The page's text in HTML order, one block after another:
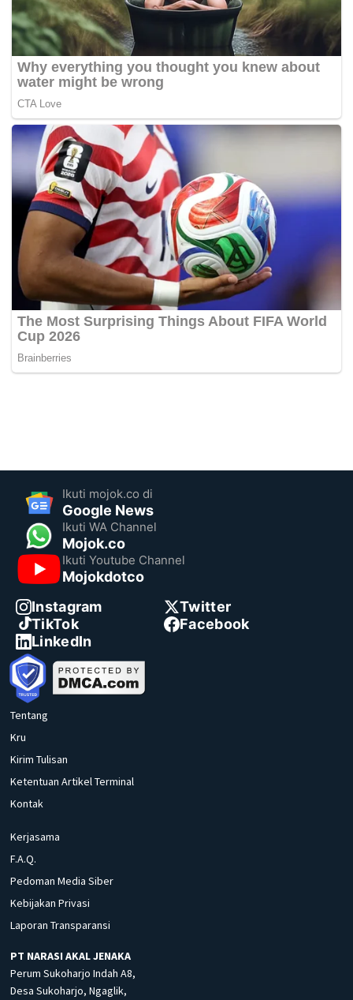
Ikuti mojok.co di
Google News
Ikuti WA Channel
Mojok.co
Ikuti Youtube Channel
Mojokdotco
Instagram
Twitter
TikTok
Facebook
LinkedIn
Tentang
Kru
Kirim Tulisan
Ketentuan Artikel Terminal
Kontak
Kerjasama
F.A.Q.
Pedoman Media Siber
Kebijakan Privasi
Laporan Transparansi
PT NARASI AKAL JENAKA
Perum Sukoharjo Indah A8,
Desa Sukoharjo, Ngaglik,